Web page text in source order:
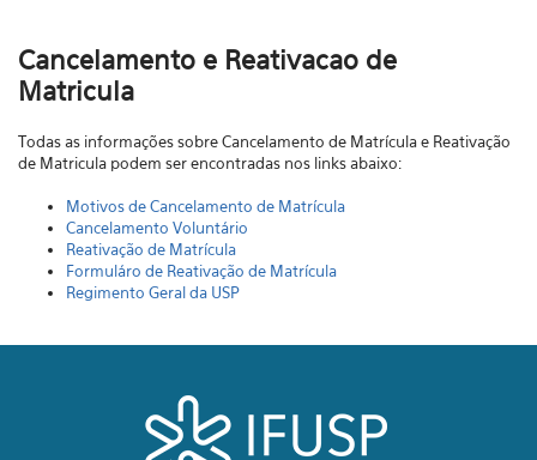
Cancelamento e Reativacao de
Matricula
Todas as informações sobre Cancelamento de Matrícula e Reativação
de Matricula podem ser encontradas nos links abaixo:
Motivos de Cancelamento de Matrícula
Cancelamento Voluntário
Reativação de Matrícula
Formuláro de Reativação de Matrícula
Regimento Geral da USP